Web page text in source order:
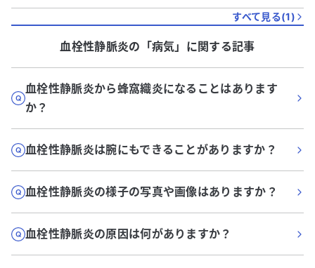
すべて見る(1)
血栓性静脈炎の「病気」に関する記事
血栓性静脈炎から蜂窩織炎になることはあります
か？
血栓性静脈炎は腕にもできることがありますか？
血栓性静脈炎の様子の写真や画像はありますか？
血栓性静脈炎の原因は何がありますか？